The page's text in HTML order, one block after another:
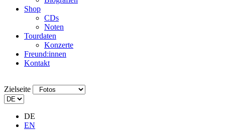
Shop
CDs
Noten
Tourdaten
Konzerte
Freund:innen
Kontakt
Zielseite
DE
EN